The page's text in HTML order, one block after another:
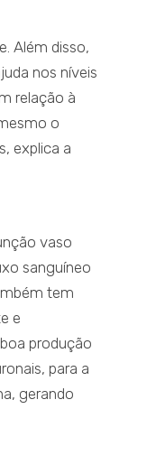
Além disso,
nos níveis
relação à
o
explica a
vaso
sanguíneo
tem
e
produção
para a
gerando